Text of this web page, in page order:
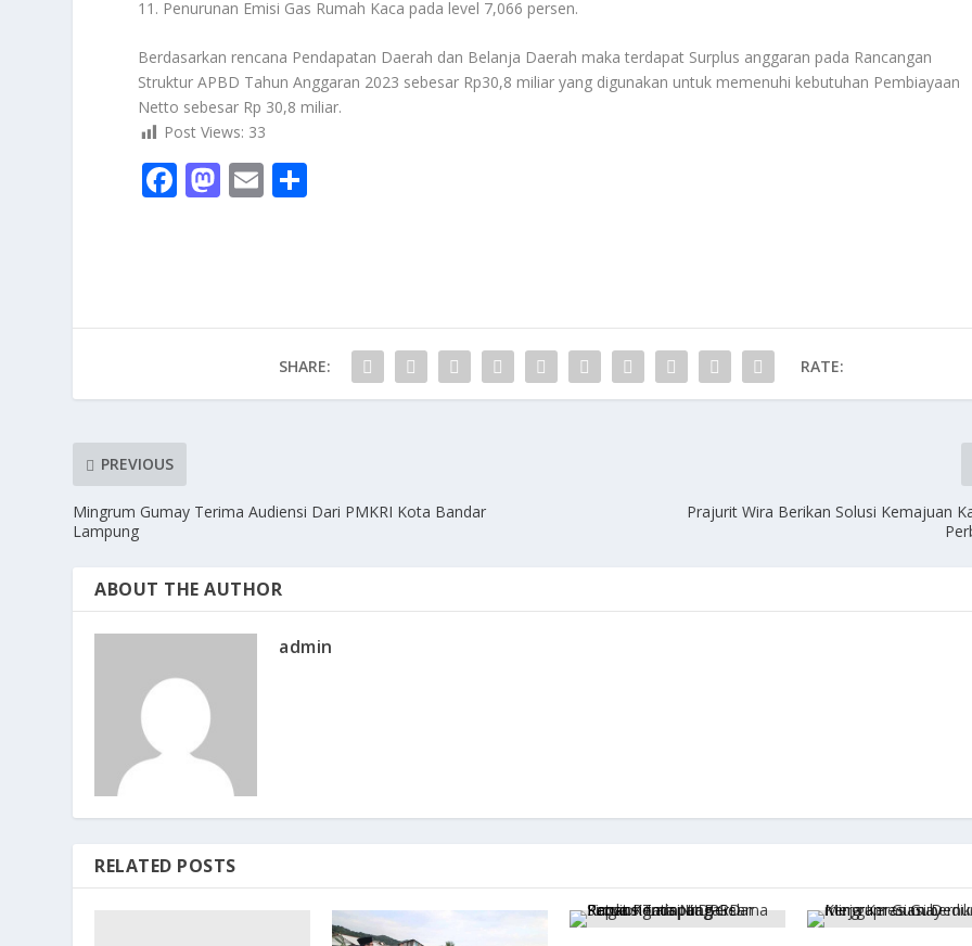
11. Penurunan Emisi Gas Rumah Kaca pada level 7,066 persen.
Berdasarkan rencana Pendapatan Daerah dan Belanja Daerah maka terdapat Surplus anggaran pada Rancangan
Struktur APBD Tahun Anggaran 2023 sebesar Rp30,8 miliar yang digunakan untuk memenuhi kebutuhan Pembiayaan
Netto sebesar Rp 30,8 miliar.
Post Views: 33
F
o
k
M
o
E
SHARE: RATE:
PREVIOUS
Mingrum Gumay Terima Audiensi Dari PMKRI Kota Bandar
Lampung
Prajurit Wira Berikan Solusi Kemajuan
ABOUT THE AUTHOR
admin
RELATED POSTS